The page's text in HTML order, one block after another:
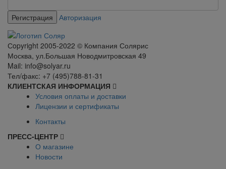
Авторизация
Сopyright 2005-2022 © Компания Солярис
Москва, ул.Большая Новодмитровская 49
Mail: info@solyar.ru
Тел/факс: +7 (495)788-81-31
КЛИЕНТСКАЯ ИНФОРМАЦИЯ
Условия оплаты и доставки
Лицензии и сертификаты
Контакты
ПРЕСС-ЦЕНТР
О магазине
Новости